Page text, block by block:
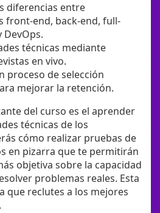
diferencias entre
front-end, back-end, full-
DevOps.
técnicas mediante
en vivo.
proceso de selección
mejorar la retención.
del curso es el aprender
técnicas de los
cómo realizar pruebas de
en pizarra que te permitirán
objetiva sobre la capacidad
problemas reales. Esta
que reclutes a los mejores